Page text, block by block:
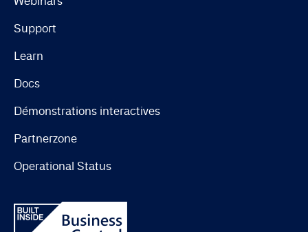
Support
Learn
Docs
Démonstrations interactives
Partnerzone
Operational Status